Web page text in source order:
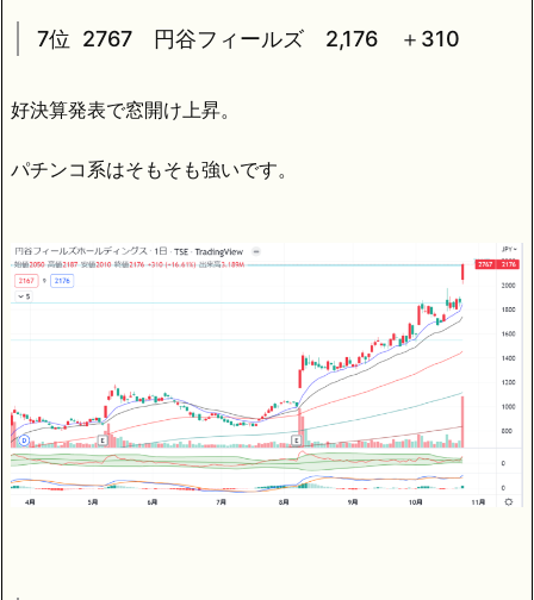
7位 2767 円谷フィールズ 2,176 ＋310
好決算発表で窓開け上昇。
パチンコ系はそもそも強いです。